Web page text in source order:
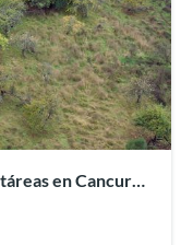
en Cancura,